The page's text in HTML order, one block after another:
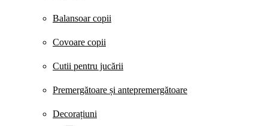
Balansoar copii
Covoare copii
Cutii pentru jucării
Premergătoare și antepremergătoare
Decorațiuni